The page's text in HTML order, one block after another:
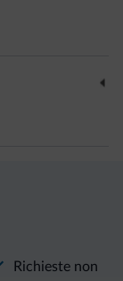
Richieste non